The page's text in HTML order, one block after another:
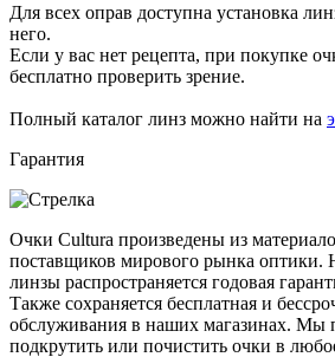
Для всех оправ доступна установка
него.
Если у вас нет рецепта, при покупке
бесплатно проверить зрение.
Полный каталог линз можно найти на
Гарантия
Очки Cultura произведены из
поставщиков мирового рынка оптики.
линзы распространяется годовая
Также сохраняется бесплатная и
обслуживания в наших магазинах. Мы
подкрутить или почистить очки в